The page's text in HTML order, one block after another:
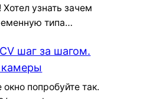
узнать зачем
типа…
шаг за шагом.
камеры
попробуйте так.